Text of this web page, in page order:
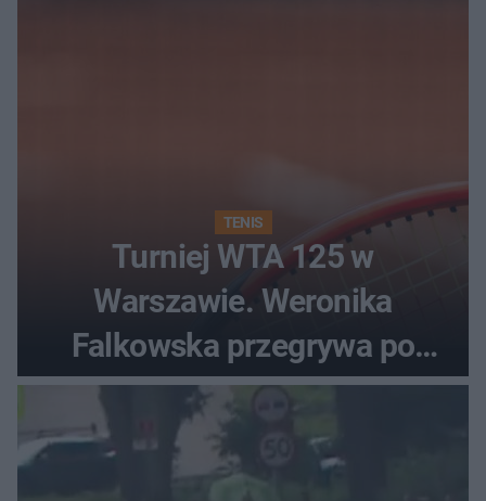
TENIS
Turniej WTA 125 w
Warszawie. Weronika
Falkowska przegrywa po
zaciętym boju